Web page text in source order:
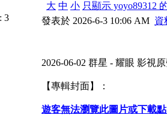
大 中 小 只顯示 yoyo89312
發表於 2026-6-3 10:06 AM 資
2026-06-02 群星 - 耀眼 影視
【專輯封面】：
遊客無法瀏覽此圖片或下載